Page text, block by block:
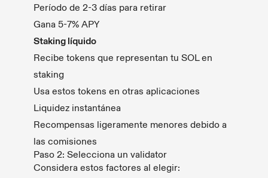
Período de 2-3 días para retirar
Gana 5-7% APY
Staking líquido
Recibe tokens que representan tu SOL en
staking
Usa estos tokens en otras aplicaciones
Liquidez instantánea
Recompensas ligeramente menores debido a
las comisiones
Paso 2: Selecciona un validator
Considera estos factores al elegir: